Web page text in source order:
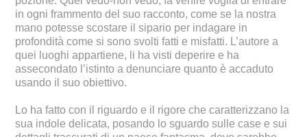
in ogni frammento del suo racconto, come se la nostra
mano potesse scostare il sipario per indagare in
profondità come si sono svolti fatti e misfatti. L’autore a
quei luoghi appartiene, li ha visti deperire e ha
assecondato l’istinto a denunciare quanto è accaduto
usando il suo obiettivo.
Lo ha fatto con il riguardo e il rigore che caratterizzano la
sua indole delicata, posando lo sguardo sulle case e sui